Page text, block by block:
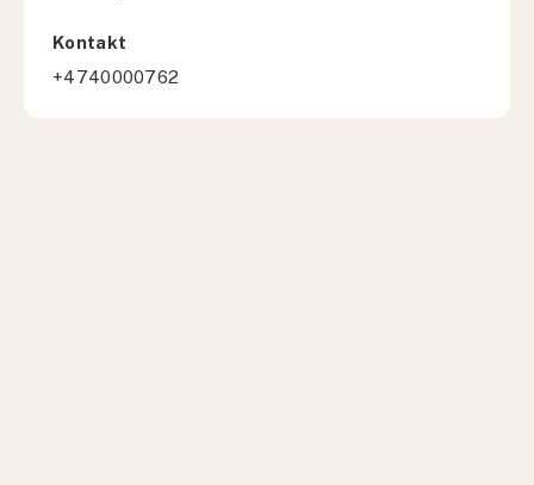
Kontakt
+4740000762